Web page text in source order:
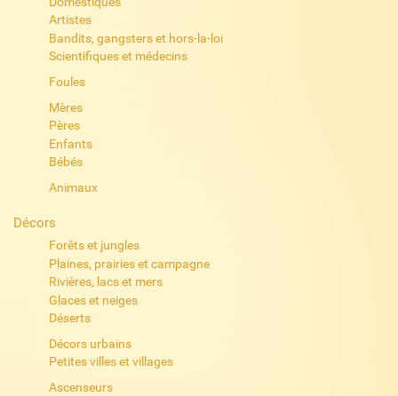
Artistes
Bandits, gangsters et hors-la-loi
Scientifiques et médecins
Foules
Mères
Pères
Enfants
Bébés
Animaux
Décors
Forêts et jungles
Plaines, prairies et campagne
Rivières, lacs et mers
Glaces et neiges
Déserts
Décors urbains
Petites villes et villages
Ascenseurs